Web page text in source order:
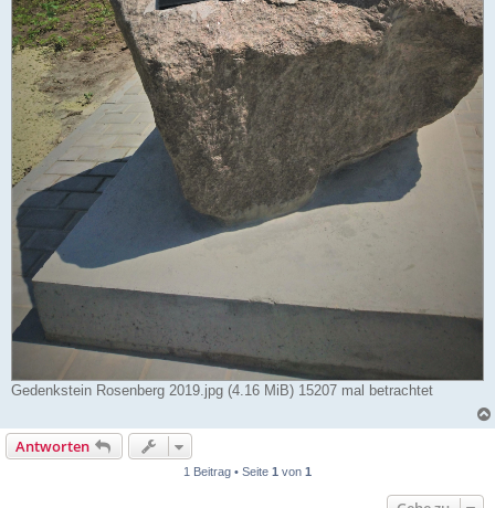
Gedenkstein Rosenberg 2019.jpg (4.16 MiB) 15207 mal betrachtet
Antworten
1 Beitrag • Seite 1 von 1